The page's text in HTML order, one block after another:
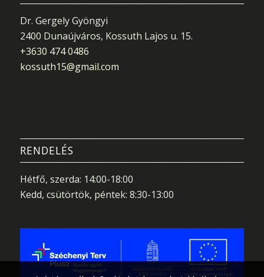
Dr. Gergely Gyöngyi
2400 Dunaújváros, Kossuth Lajos u. 15.
+3630 474 0486
kossuth15@gmail.com
RENDELÉS
Hétfő, szerda: 14:00-18:00
Kedd, csütörtök, péntek: 8:30-13:00